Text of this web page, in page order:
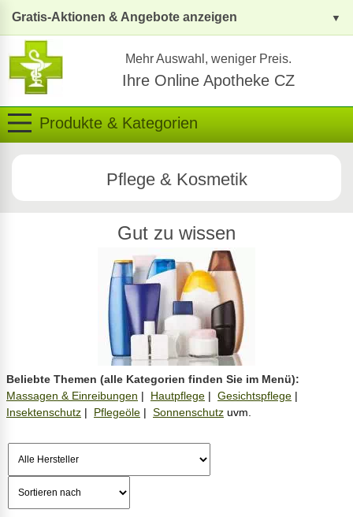
Gratis-Aktionen & Angebote anzeigen
Mehr Auswahl, weniger Preis.
Ihre Online Apotheke CZ
Produkte & Kategorien
Pflege & Kosmetik
Gut zu wissen
Massagen & Einreibungen | Hautpflege | Gesichtspflege |
Insektenschutz | Pflegeöle | Sonnenschutz uvm.